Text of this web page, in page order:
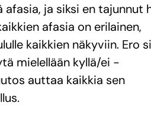
ja siksi en tajunnut
afasia on erilainen,
kaikkien näkyviin. Ero
mielellään kyllä/ei -
auttaa kaikkia sen